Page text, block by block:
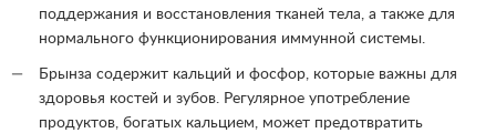
поддержания и восстановления тканей тела, а также для
нормального функционирования иммунной системы.
Брынза содержит кальций и фосфор, которые важны для
здоровья костей и зубов. Регулярное употребление
продуктов, богатых кальцием, может предотвратить